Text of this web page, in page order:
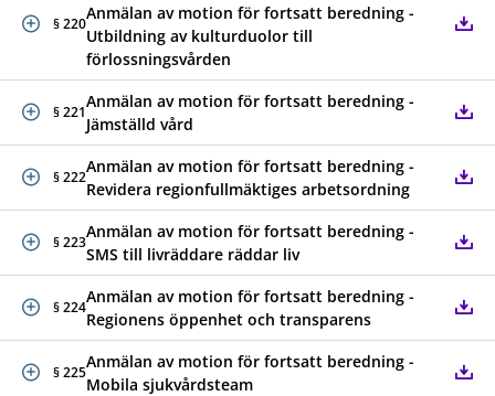
§ 220
Anmälan av motion för fortsatt beredning -
Utbildning av kulturduolor till
förlossningsvården
§ 221
Anmälan av motion för fortsatt beredning -
Jämställd vård
§ 222
Anmälan av motion för fortsatt beredning -
Revidera regionfullmäktiges arbetsordning
§ 223
Anmälan av motion för fortsatt beredning -
SMS till livräddare räddar liv
§ 224
Anmälan av motion för fortsatt beredning -
Regionens öppenhet och transparens
§ 225
Anmälan av motion för fortsatt beredning -
Mobila sjukvårdsteam